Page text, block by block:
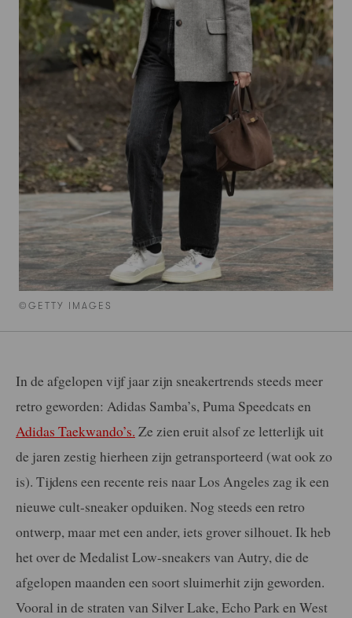
©GETTY IMAGES
In de afgelopen vijf jaar zijn sneakertrends steeds meer
retro geworden: Adidas Samba’s, Puma Speedcats en
Adidas Taekwando’s. Ze zien eruit alsof ze letterlijk uit
de jaren zestig hierheen zijn getransporteerd (wat ook zo
is). Tijdens een recente reis naar Los Angeles zag ik een
nieuwe cult-sneaker opduiken. Nog steeds een retro
ontwerp, maar met een ander, iets grover silhouet. Ik heb
het over de Medalist Low-sneakers van Autry, die de
afgelopen maanden een soort sluimerhit zijn geworden.
Vooral in de straten van Silver Lake, Echo Park en West